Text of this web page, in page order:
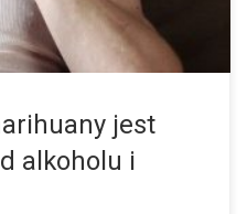
jest
alkoholu i